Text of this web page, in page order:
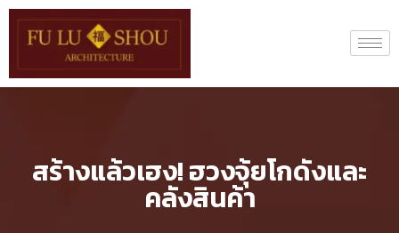
สร้างแล้วเฮง! ฮวงจุ้ยโกดังและ
คลังสินค้า